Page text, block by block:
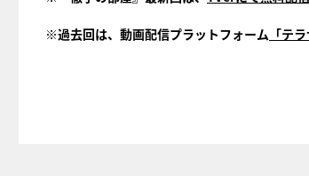
※過去回は、動画配信プラットフォーム 「テ